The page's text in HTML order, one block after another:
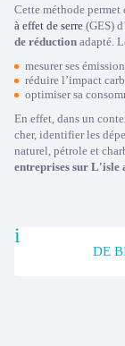
Cette méthode
à effet de serre (GES)
de réduction adapté.
mesurer ses
réduire l’impact
optimiser sa
En effet, dans un
cher, identifier les
naturel, pétrole et
entreprises sur L'isle
DE